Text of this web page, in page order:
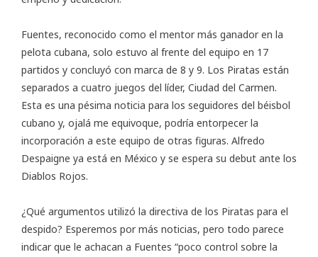
Fuentes, reconocido como el mentor más ganador en la
pelota cubana, solo estuvo al frente del equipo en 17
partidos y concluyó con marca de 8 y 9. Los Piratas están
separados a cuatro juegos del líder, Ciudad del Carmen.
Esta es una pésima noticia para los seguidores del béisbol
cubano y, ojalá me equivoque, podría entorpecer la
incorporación a este equipo de otras figuras. Alfredo
Despaigne ya está en México y se espera su debut ante los
Diablos Rojos.
¿Qué argumentos utilizó la directiva de los Piratas para el
despido? Esperemos por más noticias, pero todo parece
indicar que le achacan a Fuentes “poco control sobre la